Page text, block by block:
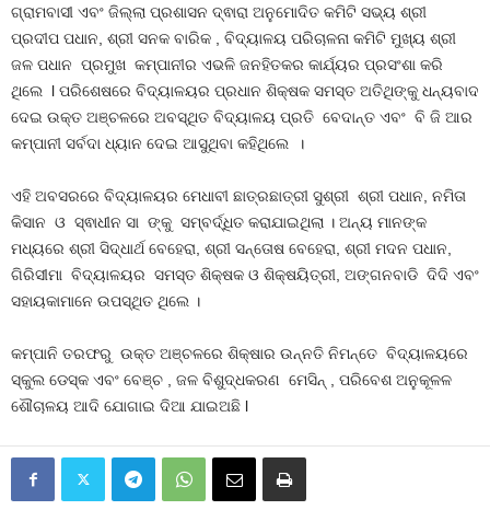
ଗ୍ରାମବାସୀ ଏବଂ ଜିଲ୍ଲା ପ୍ରଶାସନ ଦ୍ଵାରା ଅନୁମୋଦିତ କମିଟି ସଭ୍ୟ ଶ୍ରୀ
ପ୍ରଦୀପ ପଧାନ, ଶ୍ରୀ ସନକ ବାରିକ , ବିଦ୍ୟାଳୟ ପରିଚାଳନା କମିଟି ମୁଖ୍ୟ ଶ୍ରୀ
ଜଳ ପଧାନ ପ୍ରମୁଖ କମ୍ପାନୀର ଏଭଳି ଜନହିତକର କାର୍ଯ୍ୟର ପ୍ରସଂଶା କରି
ଥିଲେ l ପରିଶେଷରେ ବିଦ୍ୟାଳୟର ପ୍ରଧାନ ଶିକ୍ଷକ ସମସ୍ତ ଅତିଥିଙ୍କୁ ଧନ୍ୟବାଦ
ଦେଇ ଉକ୍ତ ଅଞ୍ଚଳରେ ଅବସ୍ଥିତ ବିଦ୍ୟାଳୟ ପ୍ରତି ବେଦାନ୍ତ ଏବଂ ବି ଜି ଆର
କମ୍ପାନୀ ସର୍ବଦା ଧ୍ୟାନ ଦେଇ ଆସୁଥିବା କହିଥିଲେ ।
ଏହି ଅବସରରେ ବିଦ୍ୟାଳୟର ମେଧାବୀ ଛାତ୍ରଛାତ୍ରୀ ସୁଶ୍ରୀ ଶ୍ରୀ ପଧାନ, ନମିତା
କିସାନ ଓ ସ୍ଵାଧୀନ ସା ଙ୍କୁ ସମ୍ବର୍ଦ୍ଧିତ କରାଯାଇଥିଲା । ଅନ୍ୟ ମାନଙ୍କ
ମଧ୍ୟରେ ଶ୍ରୀ ସିଦ୍ଧାର୍ଥ ବେହେରା, ଶ୍ରୀ ସନ୍ତୋଷ ବେହେରା, ଶ୍ରୀ ମଦନ ପଧାନ,
ଗିରିସୀମା ବିଦ୍ୟାଳୟର ସମସ୍ତ ଶିକ୍ଷକ ଓ ଶିକ୍ଷୟିତ୍ରୀ, ଅଙ୍ଗନବାଡି ଦିଦି ଏବଂ
ସହାୟକାମାନେ ଉପସ୍ଥିତ ଥିଲେ ।
କମ୍ପାନି ତରଫରୁ ଉକ୍ତ ଅଞ୍ଚଳରେ ଶିକ୍ଷାର ଉନ୍ନତି ନିମନ୍ତେ ବିଦ୍ୟାଳୟରେ
ସ୍କୁଲ ଡେସ୍କ ଏବଂ ବେଞ୍ଚ , ଜଳ ବିଶୁଦ୍ଧକରଣ ମେସିନ୍ , ପରିବେଶ ଅନୁକୂଳଳ
ଶୌଚାଳୟ ଆଦି ଯୋଗାଇ ଦିଆ ଯାଇଅଛି l